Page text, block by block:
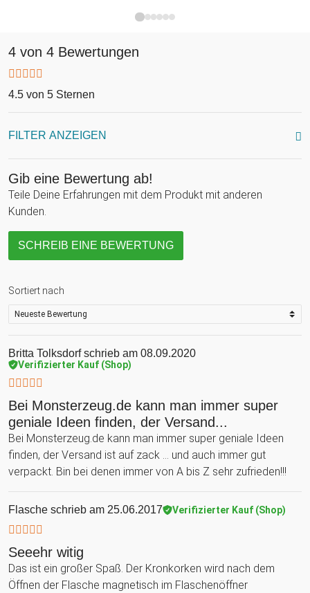
4 von 4 Bewertungen
4.5 von 5 Sternen
FILTER ANZEIGEN
Gib eine Bewertung ab!
Teile Deine Erfahrungen mit dem Produkt mit anderen
Kunden.
SCHREIB EINE BEWERTUNG
Sortiert nach
Britta Tolksdorfschrieb am 08.09.2020
Verifizierter Kauf (Shop)
Bei Monsterzeug.de kann man immer super
geniale Ideen finden, der Versand...
Bei Monsterzeug.de kann man immer super geniale Ideen
finden, der Versand ist auf zack ... und auch immer gut
verpackt. Bin bei denen immer von A bis Z sehr zufrieden!!!
Flasche schrieb am 25.06.2017 Verifizierter Kauf (Shop)
Seeehr witig
Das ist ein großer Spaß. Der Kronkorken wird nach dem
Öffnen der Flasche magnetisch im Flaschenöffner